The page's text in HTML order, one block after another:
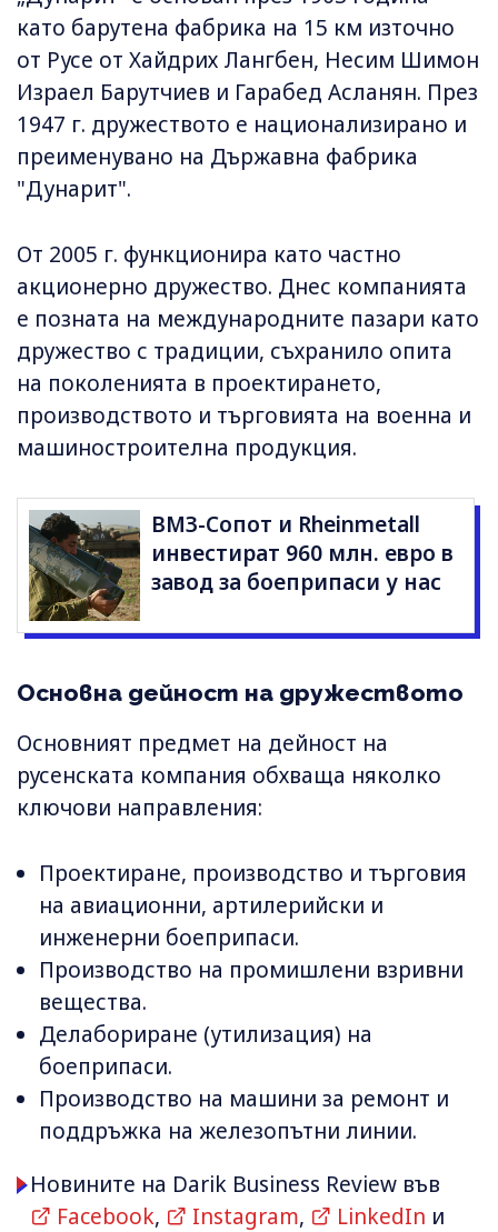
като барутена фабрика на 15 км източно
от Русе от Хайдрих Лангбен, Несим Шимон
Израел Барутчиев и Гарабед Асланян. През
1947 г. дружеството е национализирано и
преименувано на Държавна фабрика
"Дунарит".
От 2005 г. функционира като частно
акционерно дружество. Днес компанията
е позната на международните пазари като
дружество с традиции, съхранило опита
на поколенията в проектирането,
производството и търговията на военна и
машиностроителна продукция.
ВМЗ-Сопот и Rheinmetall
инвестират 960 млн. евро в
завод за боеприпаси у нас
Основна дейност на дружеството
Основният предмет на дейност на
русенската компания обхваща няколко
ключови направления:
Проектиране, производство и търговия
на авиационни, артилерийски и
инженерни боеприпаси.
Производство на промишлени взривни
вещества.
Делабориране (утилизация) на
боеприпаси.
Производство на машини за ремонт и
поддръжка на железопътни линии.
Новините на Darik Business Review във
Facebook, Instagram, LinkedIn и